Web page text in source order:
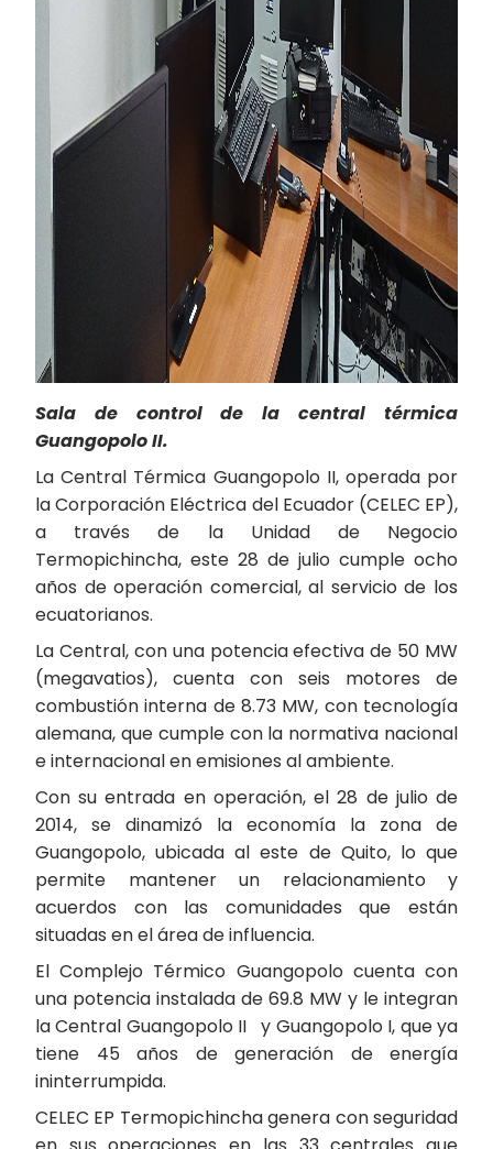
Sala de control de la central térmica
Guangopolo II.
La Central Térmica Guangopolo II, operada por
la Corporación Eléctrica del Ecuador (CELEC EP),
a través de la Unidad de Negocio
Termopichincha, este 28 de julio cumple ocho
años de operación comercial, al servicio de los
ecuatorianos.
La Central, con una potencia efectiva de 50 MW
(megavatios), cuenta con seis motores de
combustión interna de 8.73 MW, con tecnología
alemana, que cumple con la normativa nacional
e internacional en emisiones al ambiente.
Con su entrada en operación, el 28 de julio de
2014, se dinamizó la economía la zona de
Guangopolo, ubicada al este de Quito, lo que
permite mantener un relacionamiento y
acuerdos con las comunidades que están
situadas en el área de influencia.
El Complejo Térmico Guangopolo cuenta con
una potencia instalada de 69.8 MW y le integran
la Central Guangopolo II y Guangopolo I, que ya
tiene 45 años de generación de energía
ininterrumpida.
CELEC EP Termopichincha genera con seguridad